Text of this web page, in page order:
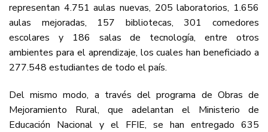
representan 4.751 aulas nuevas, 205 laboratorios, 1.656
aulas mejoradas, 157 bibliotecas, 301 comedores
escolares y 186 salas de tecnología, entre otros
ambientes para el aprendizaje, los cuales han beneficiado a
277.548 estudiantes de todo el país.
Del mismo modo, a través del programa de Obras de
Mejoramiento Rural, que adelantan el Ministerio de
Educación Nacional y el FFIE, se han entregado 635